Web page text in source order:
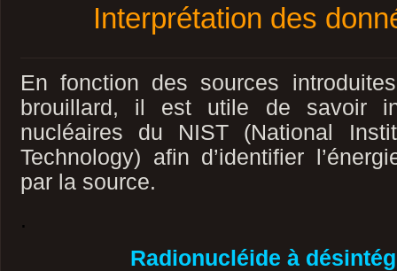
Interprétation des
En fonction des sources
brouillard, il est utile de savoir
nucléaires du NIST (National
Technology) afin d’identifier
par la source.
.
Radionucléide à